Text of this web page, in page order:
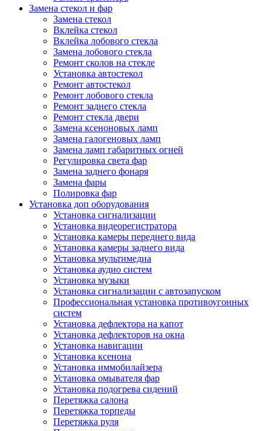
Замена стекол и фар
Замена стекол
Вклейка стекол
Вклейка лобового стекла
Замена лобового стекла
Ремонт сколов на стекле
Установка автостекол
Ремонт автостекол
Ремонт лобового стекла
Ремонт заднего стекла
Ремонт стекла двери
Замена ксеноновых ламп
Замена галогеновых ламп
Замена ламп габаритных огней
Регулировка света фар
Замена заднего фонаря
Замена фары
Полировка фар
Установка доп оборудования
Установка сигнализации
Установка видеорегистратора
Установка камеры переднего вида
Установка камеры заднего вида
Установка мультимедиа
Установка аудио систем
Установка музыки
Установка сигнализации с автозапуском
Профессиональная установка противоугонных
систем
Установка дефлектора на капот
Установка дефлекторов на окна
Установка навигации
Установка ксенона
Установка иммобилайзера
Установка омывателя фар
Установка подогрева сидений
Перетяжка салона
Перетяжка торпеды
Перетяжка руля